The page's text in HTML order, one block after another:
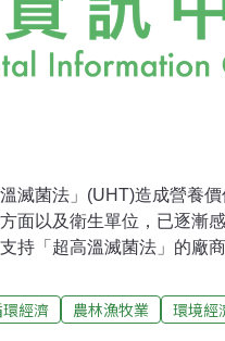
滅菌法」(UHT)造成營養
面以及衛生單位，已逐漸
持「超高溫滅菌法」的廠
「都不可以說速溫殺菌鮮奶
速溫滅菌鮮奶的「地位」。
經濟 農林漁牧業
環境經